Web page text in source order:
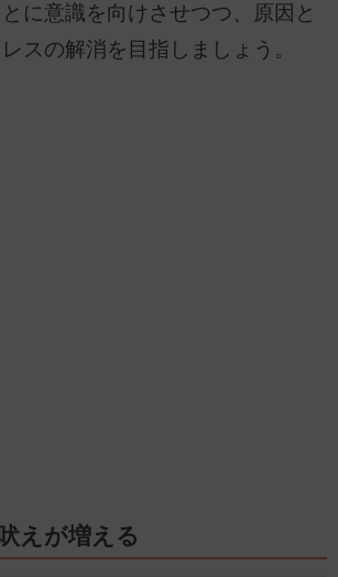
に意識を向けさせつつ、原因と
スの解消を目指しましょう。
えが増える